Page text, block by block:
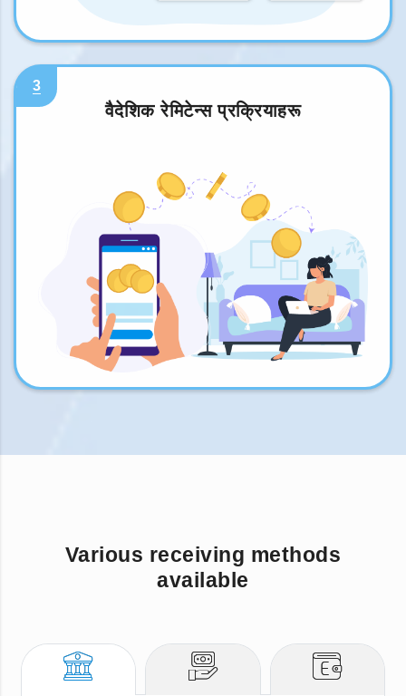
3
वैदेशिक रेमिटेन्स प्रक्रियाहरू
Various receiving methods
available